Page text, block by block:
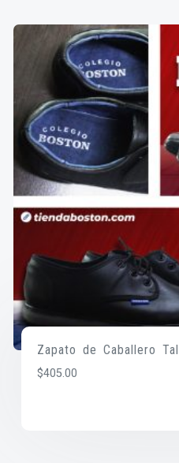
Zapato de Caballero
$405.00